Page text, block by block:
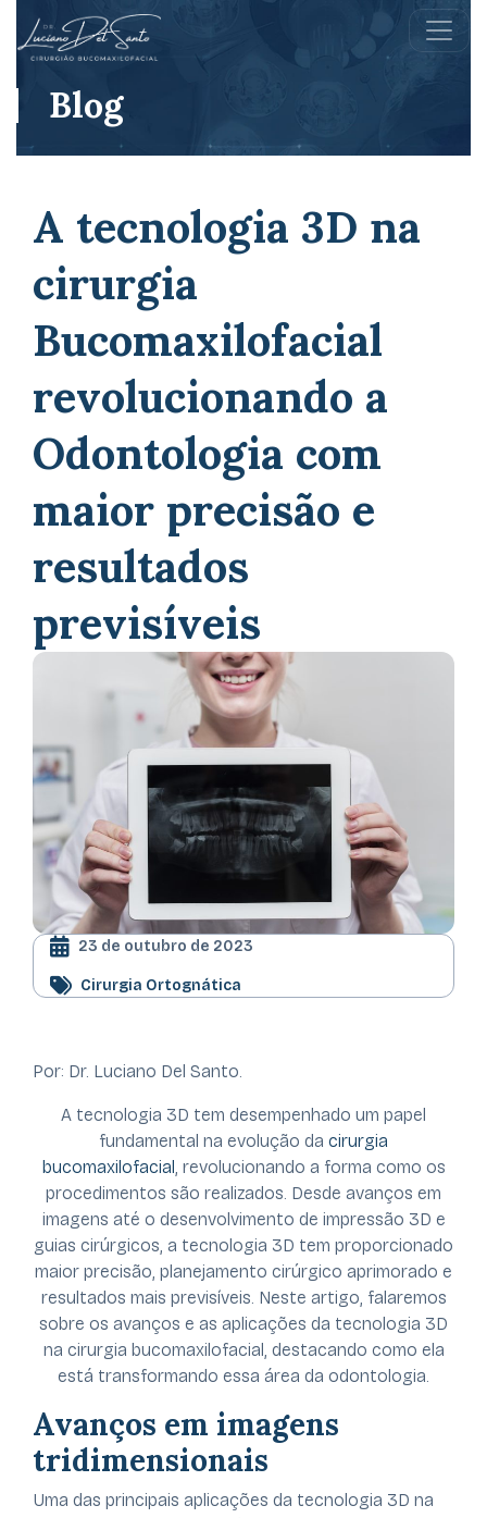
Blog
A tecnologia 3D na
cirurgia
Bucomaxilofacial
revolucionando a
Odontologia com
maior precisão e
resultados
previsíveis
23 de outubro de 2023
Cirurgia Ortognática
Por: Dr. Luciano Del Santo.
A tecnologia 3D tem desempenhado um papel
fundamental na evolução da cirurgia
bucomaxilofacial , revolucionando a forma como os
procedimentos são realizados. Desde avanços em
imagens até o desenvolvimento de impressão 3D e
guias cirúrgicos, a tecnologia 3D tem proporcionado
maior precisão, planejamento cirúrgico aprimorado e
resultados mais previsíveis. Neste artigo, falaremos
sobre os avanços e as aplicações da tecnologia 3D
na cirurgia bucomaxilofacial, destacando como ela
está transformando essa área da odontologia.
Avanços em imagens
tridimensionais
Uma das principais aplicações da tecnologia 3D na